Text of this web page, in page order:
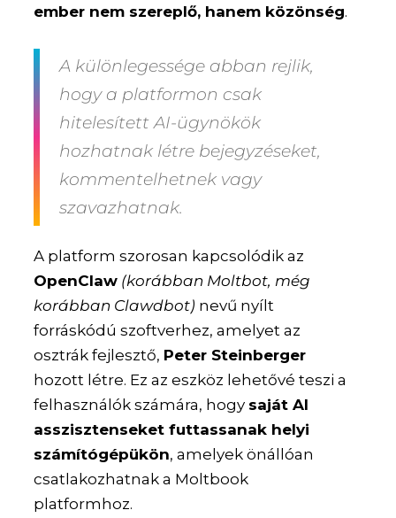
ember nem szereplő, hanem közönség.
A különlegessége abban rejlik,
hogy a platformon csak
hitelesített AI-ügynökök
hozhatnak létre bejegyzéseket,
kommentelhetnek vagy
szavazhatnak.
A platform szorosan kapcsolódik az
OpenClaw (korábban Moltbot, még
korábban Clawdbot) nevű nyílt
forráskódú szoftverhez, amelyet az
osztrák fejlesztő, Peter Steinberger
hozott létre. Ez az eszköz lehetővé teszi a
felhasználók számára, hogy saját AI
asszisztenseket futtassanak helyi
számítógépükön, amelyek önállóan
csatlakozhatnak a Moltbook
platformhoz.